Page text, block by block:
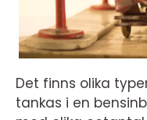
Det finns olika
tankas i en